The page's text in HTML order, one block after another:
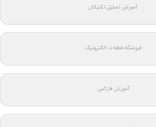
آموزش تحلیل تکنیکال
فروشگاه قطعات الکترونیک
آموزش فارکس